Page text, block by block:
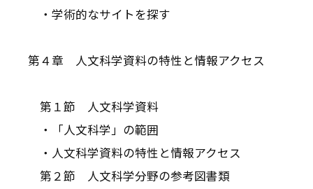
・学術的なサイトを探す
第４章 人文科学資料の特性と情報アクセス
第１節 人文科学資料
・「人文科学」の範囲
・人文科学資料の特性と情報アクセス
第２節 人文科学分野の参考図書類